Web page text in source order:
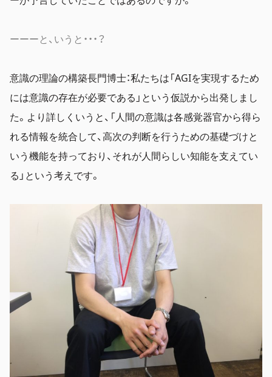
ーーーと、いうと・・・？
意識の理論の構築長門博士：私たちは「AGIを実現するため
には意識の存在が必要である」という仮説から出発しまし
た。より詳しくいうと、「人間の意識は各感覚器官から得ら
れる情報を統合して、高次の判断を行うための基礎づけと
いう機能を持っており、それが人間らしい知能を支えてい
る」という考えです。